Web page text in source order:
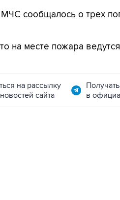
сообщалось о трех
на месте пожара
на рассылку
сайта
в